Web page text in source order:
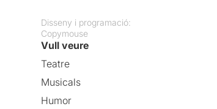
Disseny i programació:
Copymouse
Vull veure
Teatre
Musicals
Humor